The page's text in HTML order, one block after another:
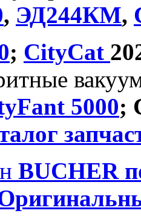
, ЭД244КМ,
; CityCat
5000;
BUCHER